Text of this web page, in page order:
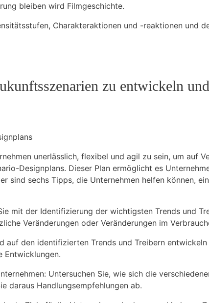
bleiben wird Filmgeschichte.
Charakteraktionen und -reaktionen und
zu entwickeln
unerlässlich, flexibel und agil zu‍ sein, um auf
Designplans.‌ Dieser Plan ermöglicht es
sind‌ sechs Tipps, die Unternehmen helfen können,⁢
mit der Identifizierung der wichtigsten Trends ⁣und
Veränderungen oder Veränderungen im
auf den identifizierten Trends und Treibern
Entwicklungen.
⁣Untersuchen Sie, wie sich die⁣
daraus ⁤Handlungsempfehlungen ab.